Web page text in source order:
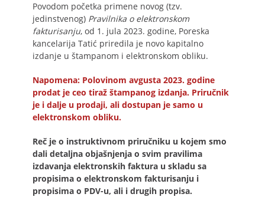
Povodom početka primene novog (tzv.
jedinstvenog) Pravilnika o elektronskom
fakturisanju, od 1. jula 2023. godine, Poreska
kancelarija Tatić priredila je novo kapitalno
izdanje u štampanom i elektronskom obliku.
Napomena: Polovinom avgusta 2023. godine
prodat je ceo tiraž štampanog izdanja. Priručnik
je i dalje u prodaji, ali dostupan je samo u
elektronskom obliku.
Reč je o instruktivnom priručniku u kojem smo
dali detaljna objašnjenja o svim pravilima
izdavanja elektronskih faktura u skladu sa
propisima o elektronskom fakturisanju i
propisima o PDV-u, ali i drugih propisa.